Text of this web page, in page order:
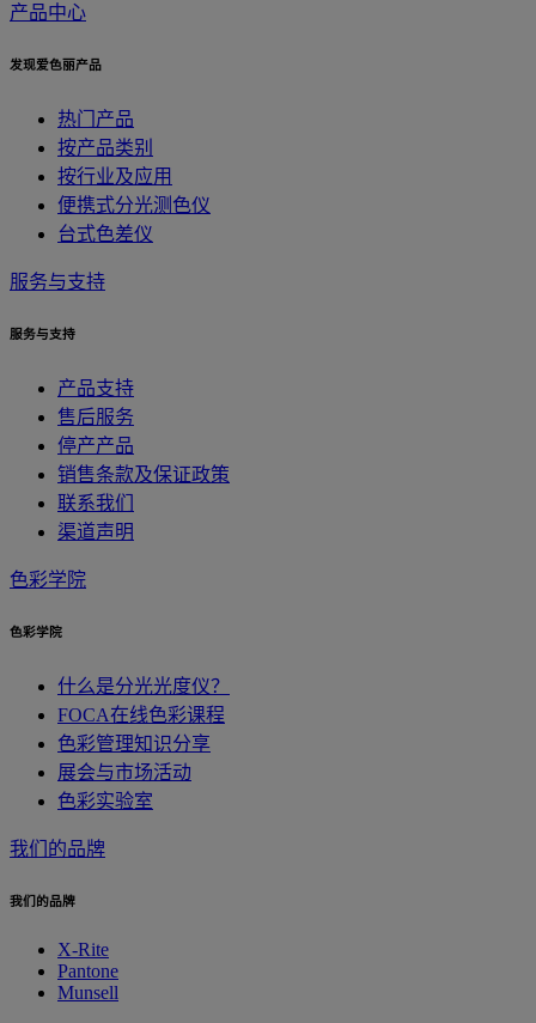
产品中心
发现爱色丽产品
热门产品
按产品类别
按行业及应用
便携式分光测色仪
台式色差仪
服务与支持
服务与支持
产品支持
售后服务
停产产品
销售条款及保证政策
联系我们
渠道声明
色彩学院
色彩学院
什么是分光光度仪？
FOCA在线色彩课程
色彩管理知识分享
展会与市场活动
色彩实验室
我们的品牌
我们的品牌
X-Rite
Pantone
Munsell